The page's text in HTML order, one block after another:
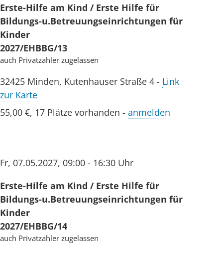
Erste-Hilfe am Kind / Erste Hilfe für
Bildungs-u.Betreuungseinrichtungen für
Kinder
2027/EHBBG/13
auch Privatzahler zugelassen
32425 Minden, Kutenhauser Straße 4 - Link
zur Karte
55,00 €, 17 Plätze vorhanden - anmelden
Fr, 07.05.2027, 09:00 - 16:30 Uhr
Erste-Hilfe am Kind / Erste Hilfe für
Bildungs-u.Betreuungseinrichtungen für
Kinder
2027/EHBBG/14
auch Privatzahler zugelassen